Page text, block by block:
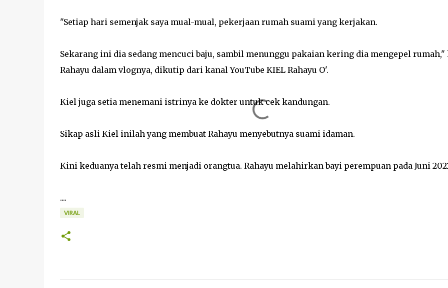
"Setiap hari semenjak saya mual-mual, pekerjaan rumah suami yang kerjakan.
Sekarang ini dia sedang mencuci baju, sambil menunggu pakaian kering dia mengepel rumah,"
Rahayu dalam vlognya, dikutip dari kanal YouTube KIEL Rahayu O'.
Kiel juga setia menemani istrinya ke dokter untuk cek kandungan.
Sikap asli Kiel inilah yang membuat Rahayu menyebutnya suami idaman.
Kini keduanya telah resmi menjadi orangtua. Rahayu melahirkan bayi perempuan pada Juni
....
VIRAL